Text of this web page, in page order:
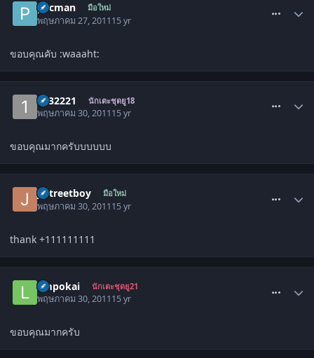
pacman มือใหม่
พฤษภาคม 27, 201115 yr
ขอบคุณคับ :waaaht:
1232221 นักเตะชุดยู18
พฤษภาคม 30, 201115 yr
ขอบคุณมากครับบบบบบ
jtstreetboy มือใหม่
พฤษภาคม 30, 201115 yr
thank +111111111
limpokai นักเตะชุดยู21
พฤษภาคม 30, 201115 yr
ขอบคุณมากครับ